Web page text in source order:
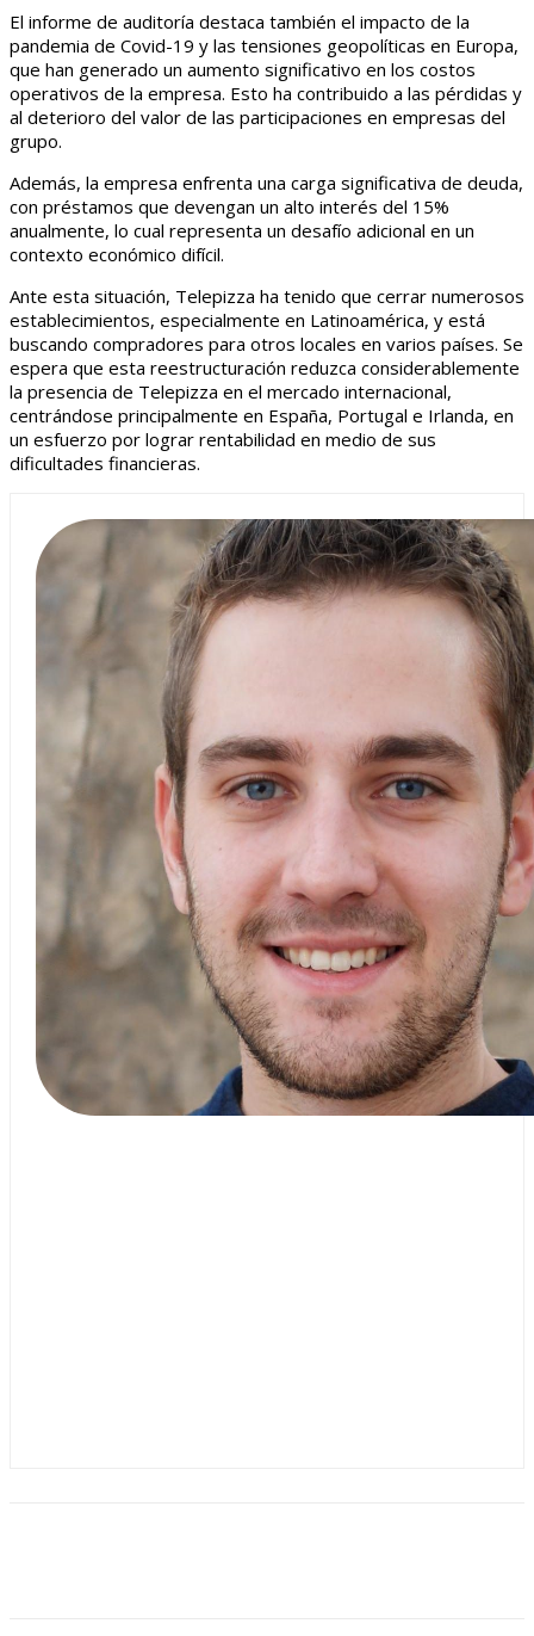
El informe de auditoría destaca también el impacto de la
pandemia de Covid-19 y las tensiones geopolíticas en Europa,
que han generado un aumento significativo en los costos
operativos de la empresa. Esto ha contribuido a las pérdidas y
al deterioro del valor de las participaciones en empresas del
grupo.
Además, la empresa enfrenta una carga significativa de deuda,
con préstamos que devengan un alto interés del 15%
anualmente, lo cual representa un desafío adicional en un
contexto económico difícil.
Ante esta situación, Telepizza ha tenido que cerrar numerosos
establecimientos, especialmente en Latinoamérica, y está
buscando compradores para otros locales en varios países. Se
espera que esta reestructuración reduzca considerablemente
la presencia de Telepizza en el mercado internacional,
centrándose principalmente en España, Portugal e Irlanda, en
un esfuerzo por lograr rentabilidad en medio de sus
dificultades financieras.